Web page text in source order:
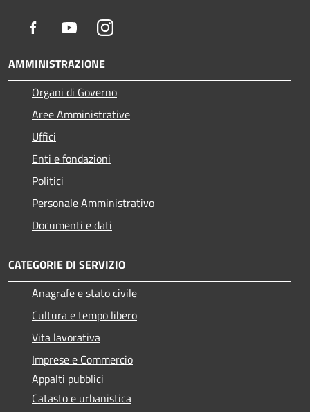
Facebook YoutubeInstagram
AMMINISTRAZIONE
Organi di Governo
Aree Amministrative
Uffici
Enti e fondazioni
Politici
Personale Amministrativo
Documenti e dati
CATEGORIE DI SERVIZIO
Anagrafe e stato civile
Cultura e tempo libero
Vita lavorativa
Imprese e Commercio
Appalti pubblici
Catasto e urbanistica